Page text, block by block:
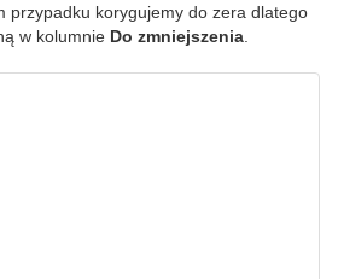
przypadku korygujemy do zera dlatego
w kolumnie Do zmniejszenia